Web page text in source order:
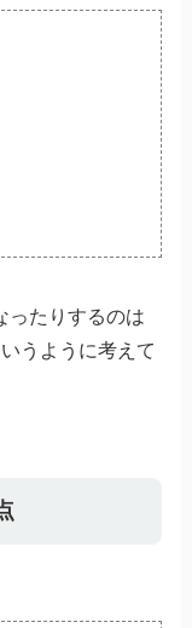
ったりするのは
うように考えて